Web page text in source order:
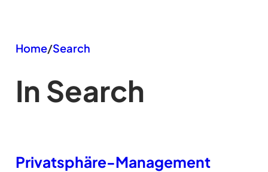
Home/Search
In Search
Privatsphäre-Management